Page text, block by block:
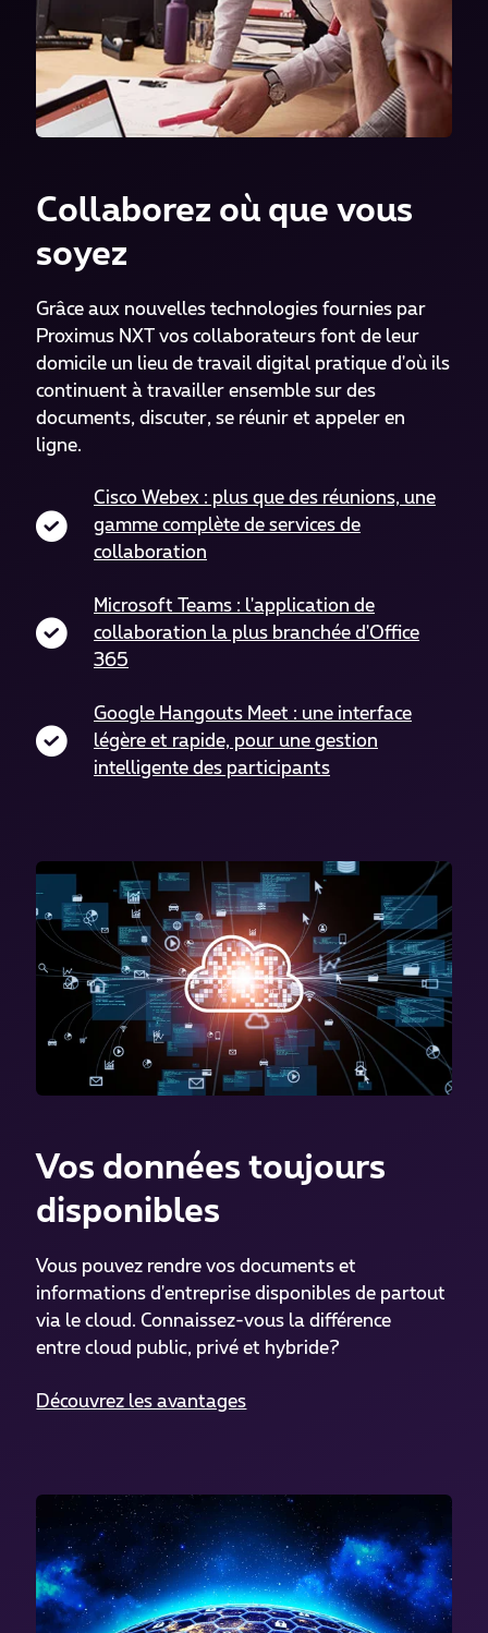
Collaborez où que vous
soyez
Grâce aux nouvelles technologies fournies par
Proximus NXT vos collaborateurs font de leur
domicile un lieu de travail digital pratique d'où ils
continuent à travailler ensemble sur des
documents, discuter, se réunir et appeler en
ligne.
Cisco Webex : plus que des réunions, une
gamme complète de services de
collaboration
Microsoft Teams : l'application de
collaboration la plus branchée d'Office
365
Google Hangouts Meet : une interface
légère et rapide, pour une gestion
intelligente des participants
Vos données toujours
disponibles
Vous pouvez rendre vos documents et
informations d'entreprise disponibles de partout
via le cloud. Connaissez-vous la différence
entre cloud public, privé et hybride?
Découvrez les avantages